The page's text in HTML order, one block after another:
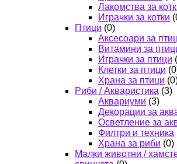
Лакомства за
Играчки за котки
Птици (0)
Аксесоари за
Витамини за
Играчки за птици
Клетки за птици
Храна за птици
Риби / Акваристика (3)
Аквариуми (3)
Декорации за
Осветление за
Филтри и техника
Храна за риби (0)
Малки животни /